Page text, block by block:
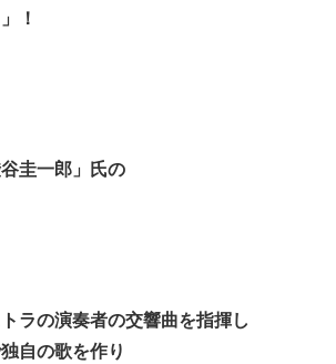
！
圭一郎」氏の
ラの演奏者の交響曲を指揮し
自の歌を作り